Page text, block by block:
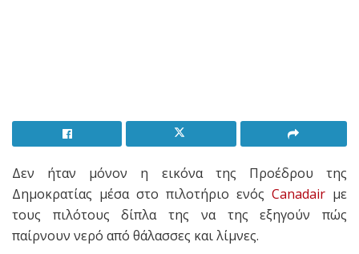
Δεν ήταν μόνον η εικόνα της Προέδρου της
Δημοκρατίας μέσα στο πιλοτήριο ενός Canadair με
τους πιλότους δίπλα της να της εξηγούν πώς
παίρνουν νερό από θάλασσες και λίμνες.